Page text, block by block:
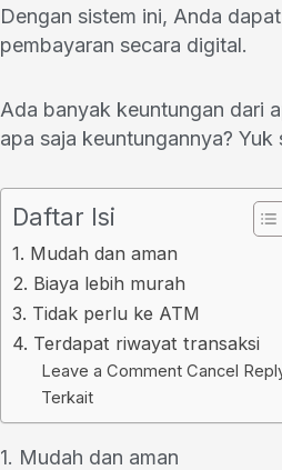
Dengan sistem ini, Anda
pembayaran secara digital.
Ada banyak keuntungan dari
apa saja keuntungannya?
Daftar Isi
1. Mudah dan aman
2. Biaya lebih murah
3. Tidak perlu ke ATM
4. Terdapat riwayat transaksi
Leave a Comment Cancel
Terkait
1. Mudah dan aman